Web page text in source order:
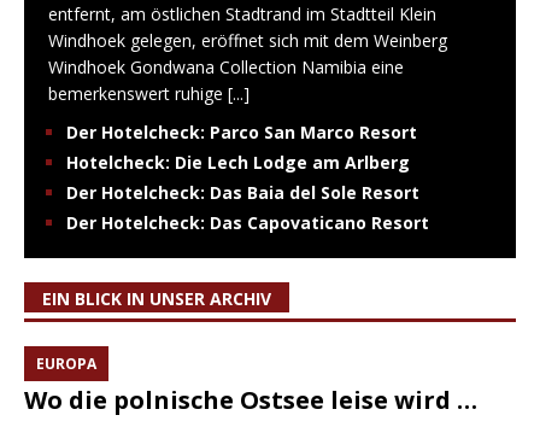
entfernt, am östlichen Stadtrand im Stadtteil Klein
Windhoek gelegen, eröffnet sich mit dem Weinberg
Windhoek Gondwana Collection Namibia eine
bemerkenswert ruhige [...]
Der Hotelcheck: Parco San Marco Resort
Hotelcheck: Die Lech Lodge am Arlberg
Der Hotelcheck: Das Baia del Sole Resort
Der Hotelcheck: Das Capovaticano Resort
EIN BLICK IN UNSER ARCHIV
EUROPA
Wo die polnische Ostsee leise wird …